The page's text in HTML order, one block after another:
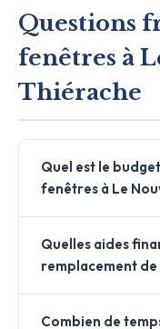
Questions
fenêtres à
Thiérache
Quel est le
fenêtres à Le
Quelles aides
remplacement
Combien de